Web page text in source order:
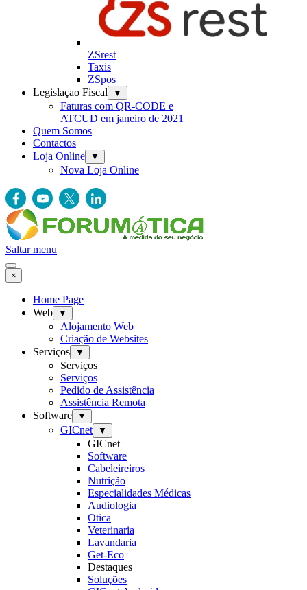
ZSrest
Taxis
ZSpos
Legislaçao Fiscal
▼
Faturas com QR-CODE e
ATCUD em janeiro de 2021
Quem Somos
Contactos
Loja Online
▼
Nova Loja Online
Saltar menu
×
Home Page
Web
▼
Alojamento Web
Criação de Websites
Serviços
▼
Serviços
Serviços
Pedido de Assistência
Assistência Remota
Software
▼
GICnet ▼
GICnet
Software
Cabeleireiros
Nutrição
Especialidades Médicas
Audiologia
Otica
Veterinaria
Lavandaria
Get-Eco
Destaques
Soluções